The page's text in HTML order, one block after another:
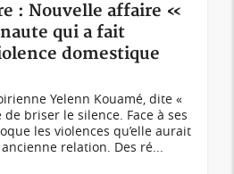
: Nouvelle affaire «
qui a fait
domestique
Yelenn Kouamé, dite «
de briser le silence. Face à ses
les violences qu’elle aurait
relation. Des ré...